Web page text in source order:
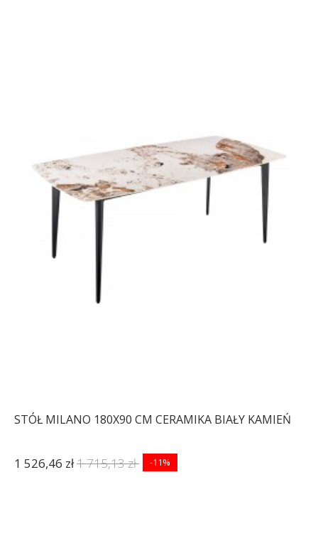
STOLIK KAWOWY
HEAVEN 82CM SZKLANY
521,23 zł 643,49 zł
STÓŁ HEAVEN 110 CM
BIAŁY MARMUR
2 371,45 zł
STÓŁ MILANO 180X90 CM CERAMIKA BIAŁY KAMIEŃ
1 526,46 zł1 715,13 zł -11%